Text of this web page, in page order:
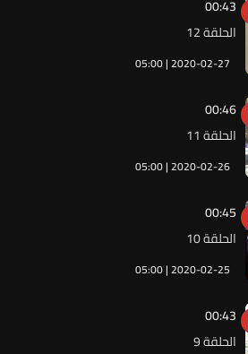
05:00 | 2020-02-27
الحلقة 12
00:43
05:00 | 2020-02-26
الحلقة 11
00:46
05:00 | 2020-02-25
الحلقة 10
00:45
الحلقة 9
00:43